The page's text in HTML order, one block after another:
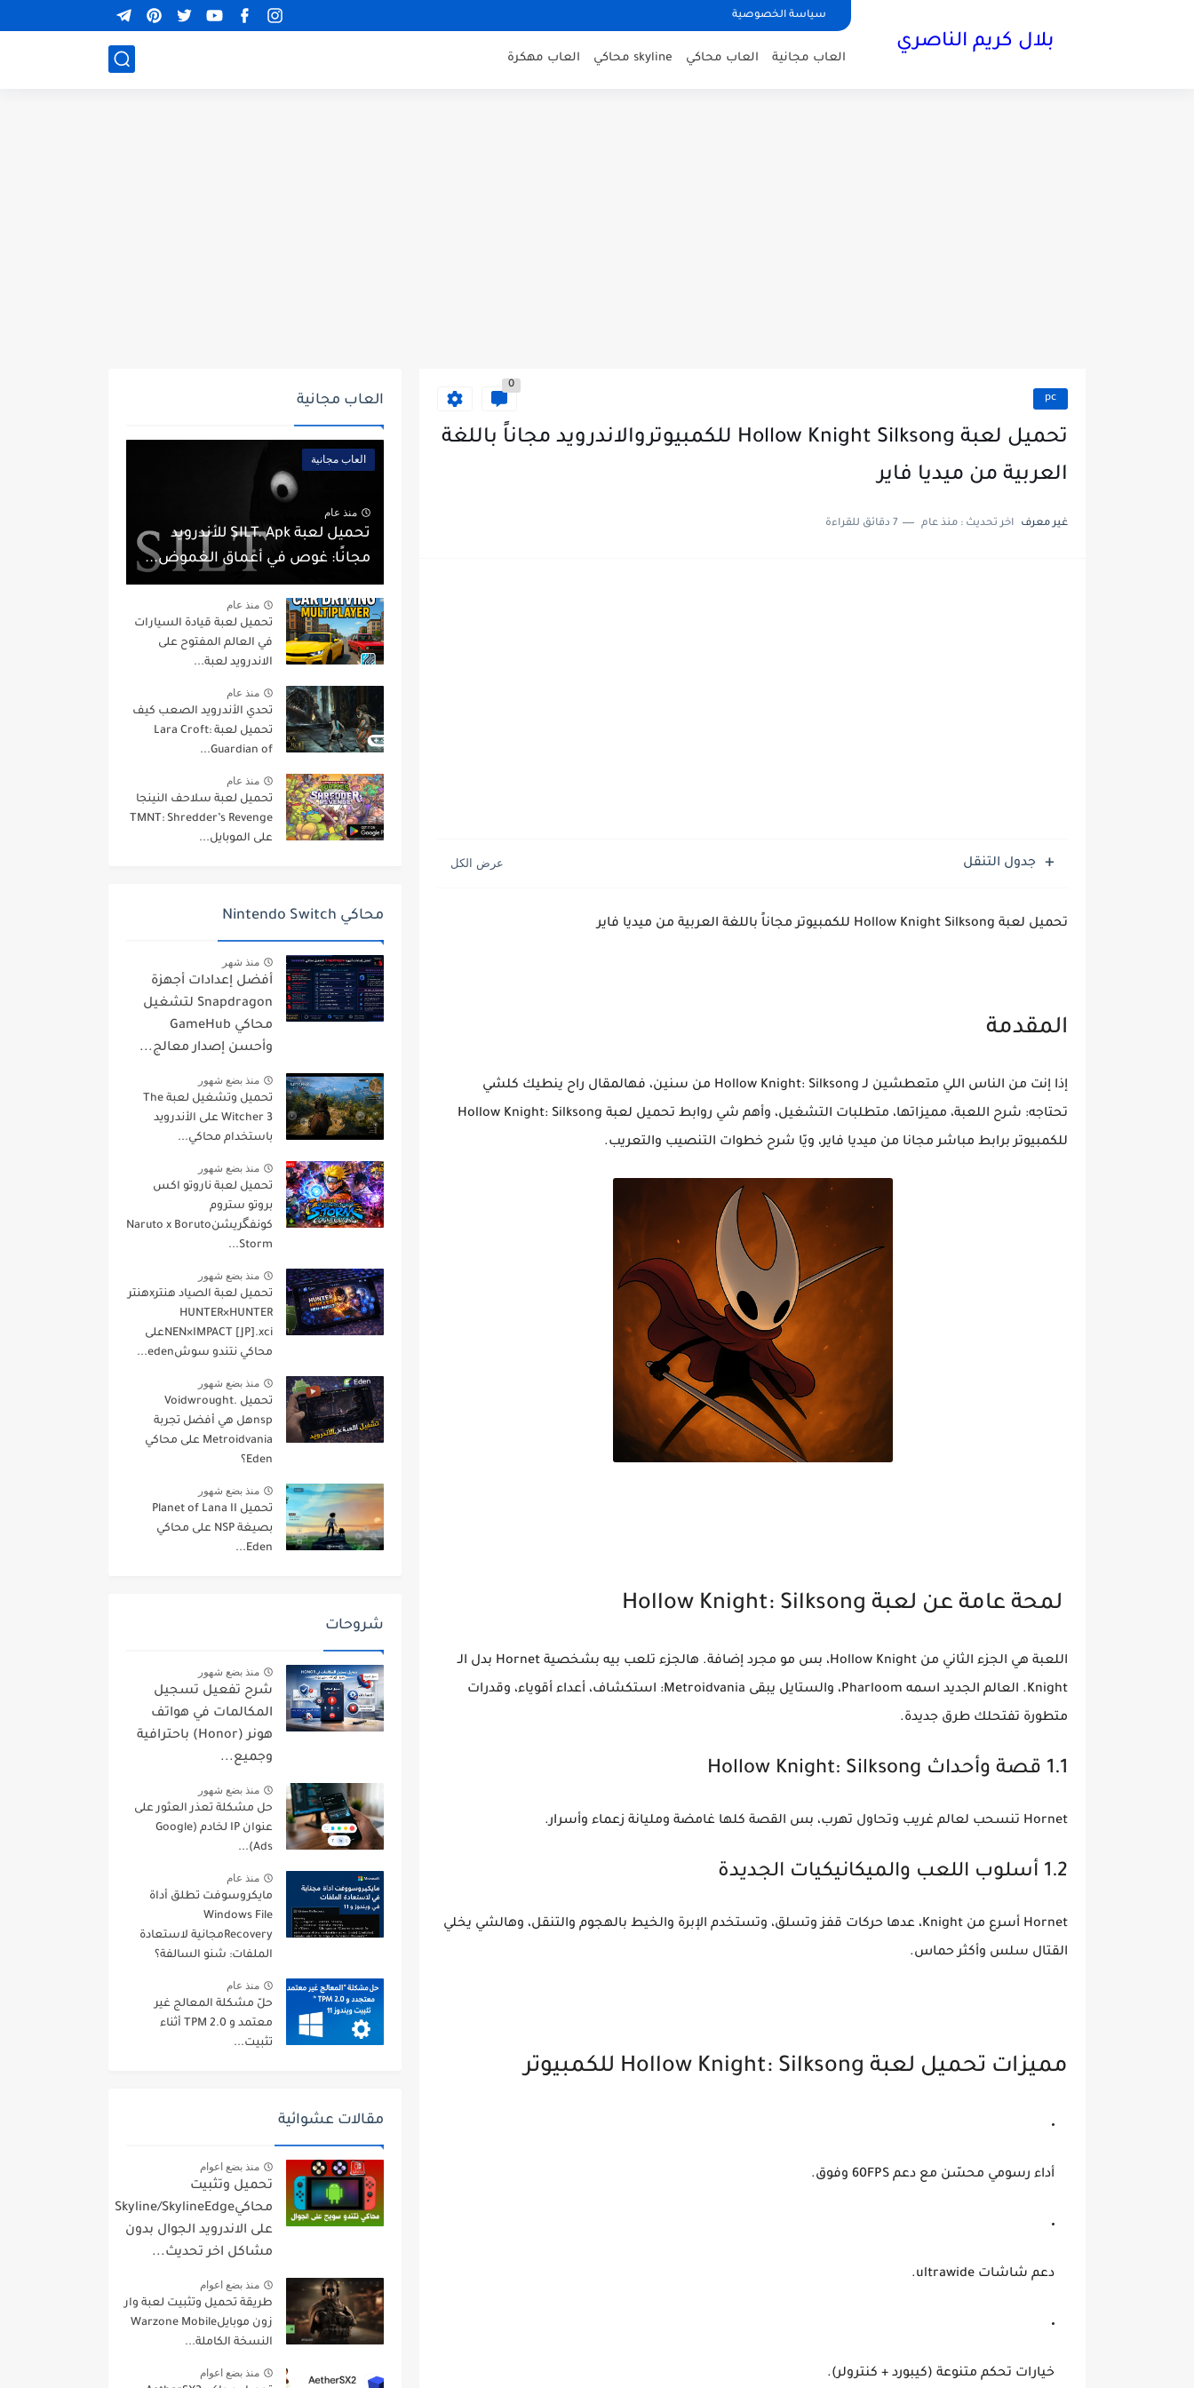
سياسة الخصوصية
بلال كريم الناصري
العاب مجانية العاب محاكي skyline محاكي العاب مهكرة
pc
0
تحميل لعبة Hollow Knight Silksong للكمبيوتروالاندرويد مجاناً باللغة
العربية من ميديا فاير
غير معرف اخر تحديث : منذ عام 7 دقائق للقراءة
جدول التنقل
تحميل لعبة Hollow Knight Silksong للكمبيوتر مجاناً باللغة العربية من ميديا فاير
المقدمة
إذا إنت من الناس اللي متعطشين لـ Hollow Knight: Silksong من سنين، فهالمقال راح ينطيك كلشي
تحتاجه: شرح اللعبة، مميزاتها، متطلبات التشغيل، وأهم شي روابط
تحميل لعبة Hollow Knight: Silksong
للكمبيوتر برابط مباشر مجانا من ميديا فاير، ويّا شرح خطوات التنصيب والتعريب.
لمحة عامة عن لعبة Hollow Knight: Silksong
اللعبة هي الجزء الثاني من Hollow Knight، بس مو مجرد إضافة. هالجزء تلعب بيه بشخصية Hornet بدل الـ
Knight. العالم الجديد اسمه
Pharloom، والستايل يبقى Metroidvania: استكشاف، أعداء أقوياء، وقدرات
متطورة تفتحلك طرق جديدة.
1.1 قصة وأحداث Hollow Knight: Silksong
Hornet تنسحب لعالم غريب وتحاول تهرب، بس القصة كلها غامضة ومليانة زعماء وأسرار.
1.2 أسلوب اللعب والميكانيكيات الجديدة
Hornet أسرع من Knight، عدها حركات قفز وتسلق، وتستخدم الإبرة والخيط بالهجوم والتنقل، وهالشي يخلي
القتال سلس وأكثر حماس.
مميزات تحميل لعبة Hollow Knight: Silksong للكمبيوتر
أداء رسومي محسّن مع دعم 60FPS وفوق.
دعم شاشات ultrawide.
خيارات تحكم متنوعة (كيبورد + كنترولر).
العاب مجانية
العاب مجانية
منذ عام
تحميل لعبة SILT. Apk للأندرويد
مجانًا: غوص في أعماق الغموض...
منذ عام
تحميل لعبة قيادة السيارات
في العالم المفتوح على
الاندرويد لعبة...
منذ عام
تحدي الأندرويد الصعب كيف
تحميل لعبة Lara Croft:
Guardian of...
منذ عام
تحميل لعبة سلاحف النينجا
TMNT: Shredder’s Revenge
على الموبايل...
محاكي Nintendo Switch
منذ شهر
أفضل إعدادات أجهزة
Snapdragon لتشغيل
محاكي GameHub
وأحسن إصدار معالج...
منذ بضع شهور
تحميل وتشغيل لعبة The
Witcher 3 على الأندرويد
باستخدام محاكي...
منذ بضع شهور
تحميل لعبة ناروتو اكس
بروتو ستروم
كونفگريشنNaruto x Boruto
Storm...
منذ بضع شهور
تحميل لعبة الصياد هنترxهنتر
HUNTER×HUNTER
NEN×IMPACT [JP].xciعلى
محاكي نتندو سوشeden...
منذ بضع شهور
تحميل Voidwrought.
nspهل هي أفضل تجربة
Metroidvania على محاكي
Eden؟
منذ بضع شهور
تحميل Planet of Lana II
بصيغة NSP على محاكي
Eden...
شروحات
منذ بضع شهور
شرح تفعيل تسجيل
المكالمات في هواتف
هونر (Honor) باحترافية
وجميع...
منذ بضع شهور
حل مشكلة تعذر العثور على
عنوان IP لخادم (Google
Ads)...
منذ عام
مايكروسوفت تطلق أداة
Windows File
Recoveryمجانية لاستعادة
الملفات: شنو السالفة؟
منذ عام
حلّ مشكلة المعالج غير
معتمد و TPM 2.0 أثناء
تثبيت...
مقالات عشوائية
منذ بضع اعوام
تحميل وتثبيت
محاكيSkyline/SkylineEdge
على الاندرويد الجوال بدون
مشاكل اخر تحديث...
منذ بضع اعوام
طريقة تحميل وتثبيت لعبة وار
زون موبايلWarzone Mobile
النسخة الكاملة...
منذ بضع اعوام